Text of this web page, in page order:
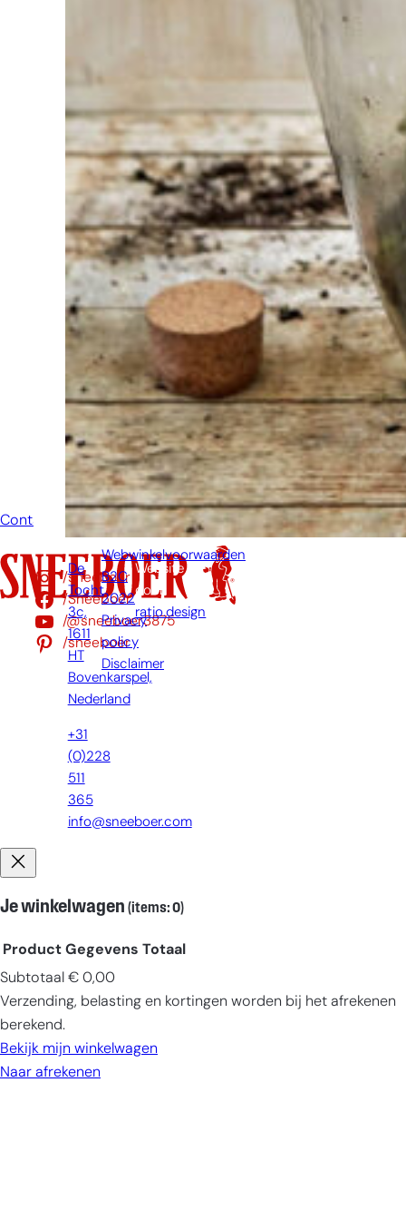
Bij Sneeboer
staan we altijd
klaar om een
Schroom je
niet om even
te bellen of een
Dan zullen wij
mogelijk jouw
beantwoorden.
Contact
/sneeboer
/Sneeboer
/@sneeboer3875
/sneeboer
De
Tocht
3c,
1611
HT
Bovenkarspel,
Nederland
+31
(0)228
511
365
info@sneeboer.com
Webwinkelvoorwaarden
B2C
2022
Privacy
policy
Disclaimer
Website
door:
ratio.design
Je winkelwagen (items: 0)
Producten
in
winkelwagen
Product Gegevens Totaal
Subtotaal € 0,00
Verzending, belasting en kortingen worden bij het afrekenen
berekend.
Bekijk mijn winkelwagen
Naar afrekenen